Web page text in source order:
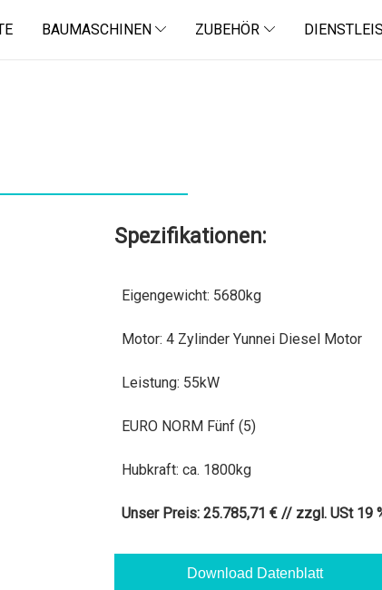
BAUMASCHINEN ZUBEHÖR
Spezifikationen:
Eigengewicht: 5680kg
Motor: 4 Zylinder Yunnei Diesel Motor
Leistung: 55kW
EURO NORM Fünf (5)
Hubkraft: ca. 1800kg
Unser Preis: 25.785,71 € // zzgl. USt 19
Download Datenblatt